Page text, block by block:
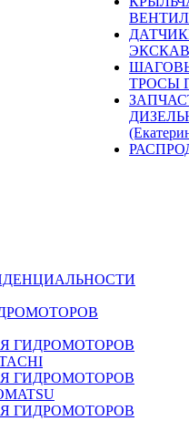
ТРОСЫ
ГИДРОМОТОРОВ
ГИДРОМОТОРОВ
ГИДРОМОТОРОВ